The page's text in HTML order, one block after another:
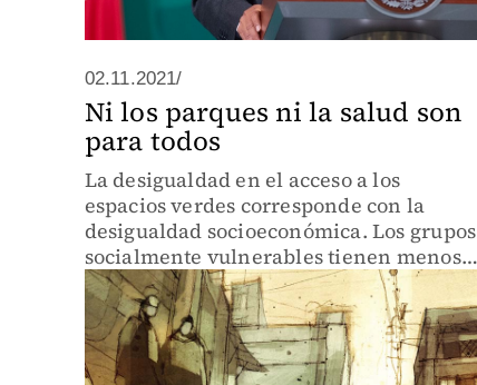
02.11.2021/
Ni los parques ni la salud son
para todos
La desigualdad en el acceso a los
espacios verdes corresponde con la
desigualdad socioeconómica. Los grupos
socialmente vulnerables tienen menos
acceso.